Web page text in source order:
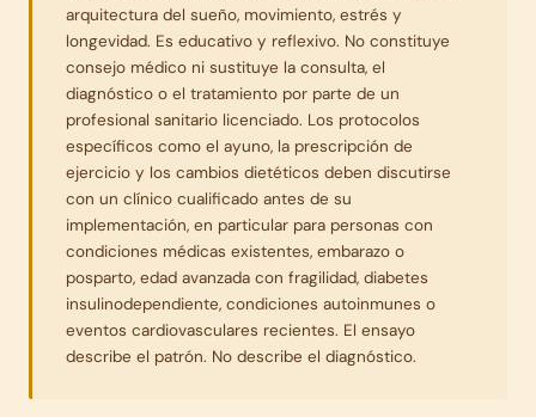
arquitectura del sueño, movimiento, estrés y
longevidad. Es educativo y reflexivo. No constituye
consejo médico ni sustituye la consulta, el
diagnóstico o el tratamiento por parte de un
profesional sanitario licenciado. Los protocolos
específicos como el ayuno, la prescripción de
ejercicio y los cambios dietéticos deben discutirse
con un clínico cualificado antes de su
implementación, en particular para personas con
condiciones médicas existentes, embarazo o
posparto, edad avanzada con fragilidad, diabetes
insulinodependiente, condiciones autoinmunes o
eventos cardiovasculares recientes. El ensayo
describe el patrón. No describe el diagnóstico.